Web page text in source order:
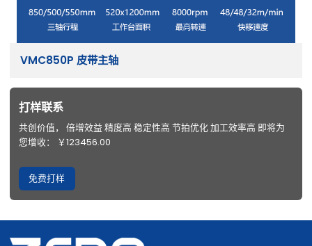
VMC850P 皮带主轴
打样联系
共创价值， 倍增效益 精度高 稳定性高 节拍优化 加工效率高 即将为
您增收： ￥123456.00
免费打样